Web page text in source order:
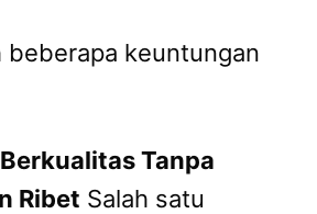
beberapa keuntungan
Tanpa
Ribet Salah satu